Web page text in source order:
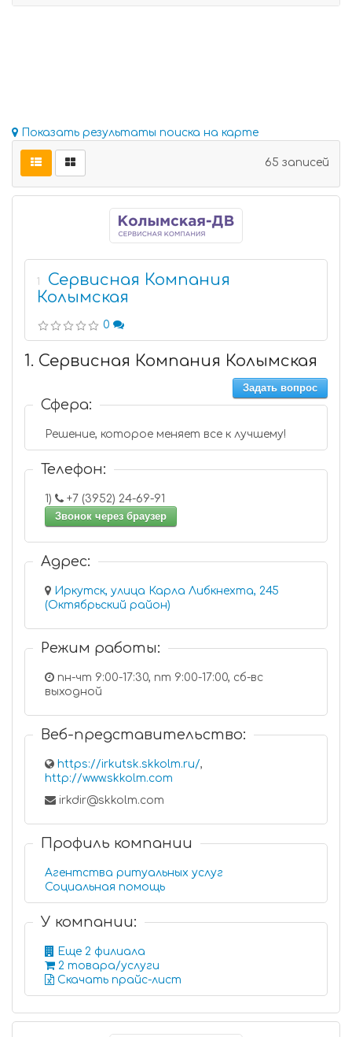
Показать результаты поиска на карте
65 записей
1
Сервисная Компания
Колымская
0
1. Сервисная Компания Колымская
Задать вопрос
Сфера:
Решение, которое меняет все к лучшему!
Телефон:
1)
+7 (3952) 24-69-91
Звонок через браузер
Адрес:
Иркутск, улица Карла Либкнехта, 245
(Октябрьский район)
Режим работы:
пн-чт 9:00-17:30, пт 9:00-17:00, сб-вс
выходной
Веб-представительство:
https://irkutsk.skkolm.ru/,
http://www.skkolm.com
irkdir@skkolm.com
Профиль компании
Агентства ритуальных услуг
Социальная помощь
У компании:
Еще 2 филиала
2 товара/услуги
Скачать прайс-лист